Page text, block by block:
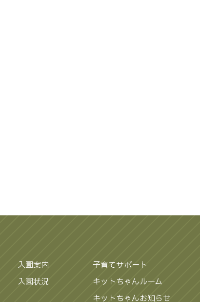
入園案内
入園状況
子育てサポート
キットちゃんルーム
キットちゃんお知らせ